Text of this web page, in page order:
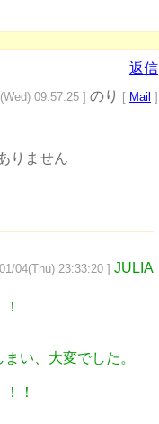
返信
09:57:25 ] のり [ Mail ]
りません
04(Thu) 23:33:20 ] JULIA
い、大変でした。
！